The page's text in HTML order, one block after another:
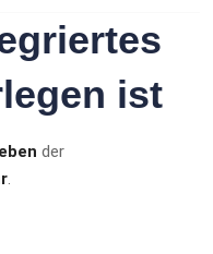
ist
der
.